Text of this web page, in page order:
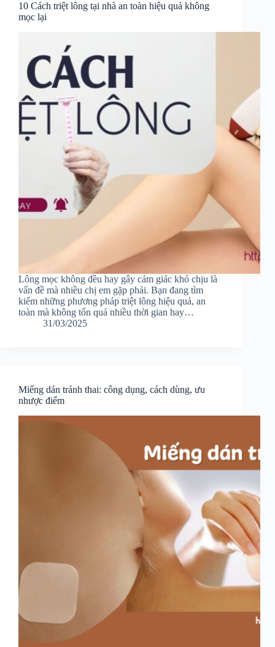
10 Cách triệt lông tại nhà an toàn hiệu quả không
mọc lại
Lông mọc không đều hay gây cảm giác khó chịu là
vấn đề mà nhiều chị em gặp phải. Bạn đang tìm
kiếm những phương pháp triệt lông hiệu quả, an
toàn mà không tốn quá nhiều thời gian hay…
31/03/2025
Miếng dán tránh thai: công dụng, cách dùng, ưu
nhược điểm